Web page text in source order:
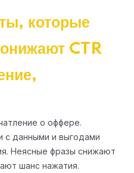
которые
CTR
о оффере.
с данными и выгодами
Неясные фразы снижают
шанс нажатия.